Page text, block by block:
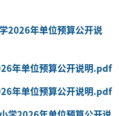
2026年单位预算公开说
年单位预算公开说明.pdf
年单位预算公开说明.pdf